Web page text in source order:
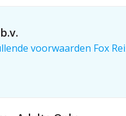
voorwaarden Fox